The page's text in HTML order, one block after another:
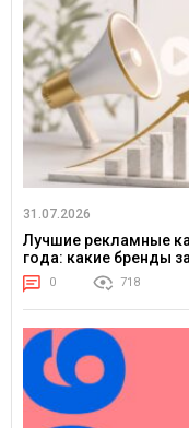
31.07.2026
Лучшие рекламные
года: какие бренды
0 718